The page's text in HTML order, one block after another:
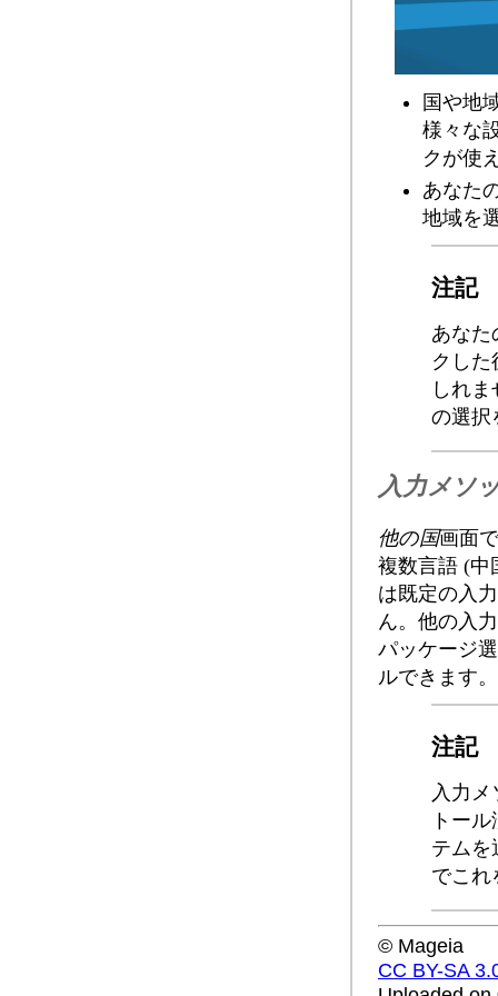
国や地
様々な
クが使
あなた
地域を
注記
あなた
クし
しれ
の選択
入力メソ
他の国画面
複数言語 (中
は既定の入
ん。他の入
パッケージ
ルできます。
注記
入力
トー
テムを
でこれ
© Mageia
CC BY-SA